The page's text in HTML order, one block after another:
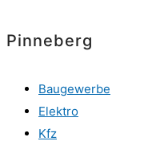
Pinneberg
Baugewerbe
Elektro
Kfz